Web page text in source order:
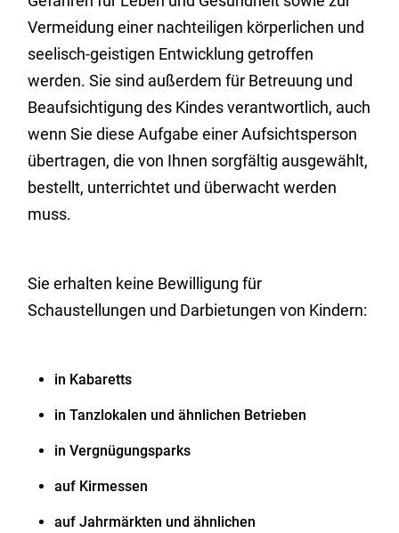
Vermeidung einer nachteiligen körperlichen und
seelisch-geistigen Entwicklung getroffen
werden. Sie sind außerdem für Betreuung und
Beaufsichtigung des Kindes verantwortlich, auch
wenn Sie diese Aufgabe einer Aufsichtsperson
übertragen, die von Ihnen sorgfältig ausgewählt,
bestellt, unterrichtet und überwacht werden
muss.
Sie erhalten keine Bewilligung für
Schaustellungen und Darbietungen von Kindern:
in Kabaretts
in Tanzlokalen und ähnlichen Betrieben
in Vergnügungsparks
auf Kirmessen
auf Jahrmärkten und ähnlichen